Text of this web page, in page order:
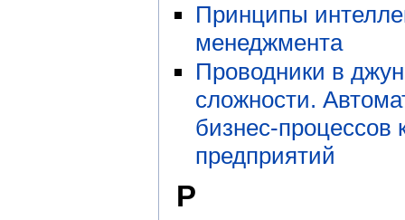
Принципы
менеджмента
Проводники в
сложности.
бизнес-процессов
предприятий
Р